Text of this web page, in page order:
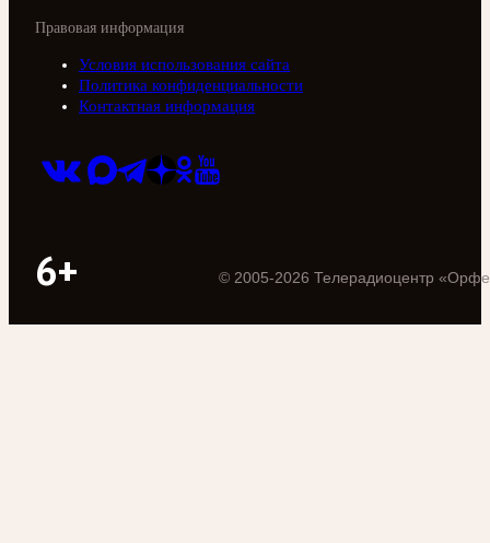
Правовая информация
Условия использования сайта
Политика конфиденциальности
Контактная информация
6+ © 2005-2026 Телерадиоцентр